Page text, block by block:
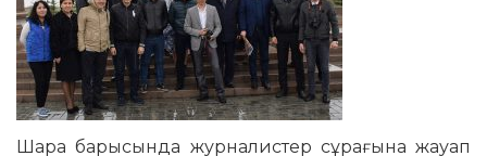
Шара барысында журналистер сұра­ғына жауап